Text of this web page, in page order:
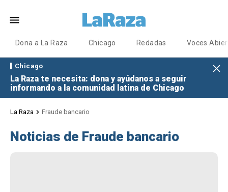
Dona a La Raza Chicago Redadas Voces
Chicago
La Raza te necesita: dona y ayúdanos a seguir
informando a la comunidad latina de Chicago
La Raza Fraude bancario
Noticias de Fraude bancario